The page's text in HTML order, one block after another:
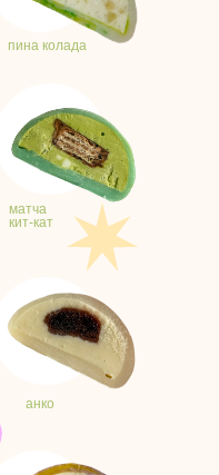
пина колада
матча
кит-кат
анко